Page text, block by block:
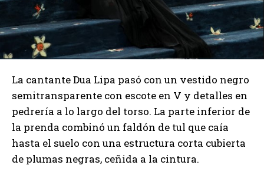
La cantante Dua Lipa pasó con un vestido negro
semitransparente con escote en V y detalles en
pedrería a lo largo del torso. La parte inferior de
la prenda combinó un faldón de tul que caía
hasta el suelo con una estructura corta cubierta
de plumas negras, ceñida a la cintura.